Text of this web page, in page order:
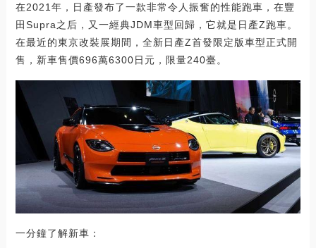
在2021年，日產發布了一款非常令人振奮的性能跑車，在豐
田Supra之后，又一經典JDM車型回歸，它就是日產Z跑車。
在最近的東京改裝展期間，全新日產Z首發限定版車型正式開
售，新車售價696萬6300日元，限量240臺。
一分鐘了解新車：